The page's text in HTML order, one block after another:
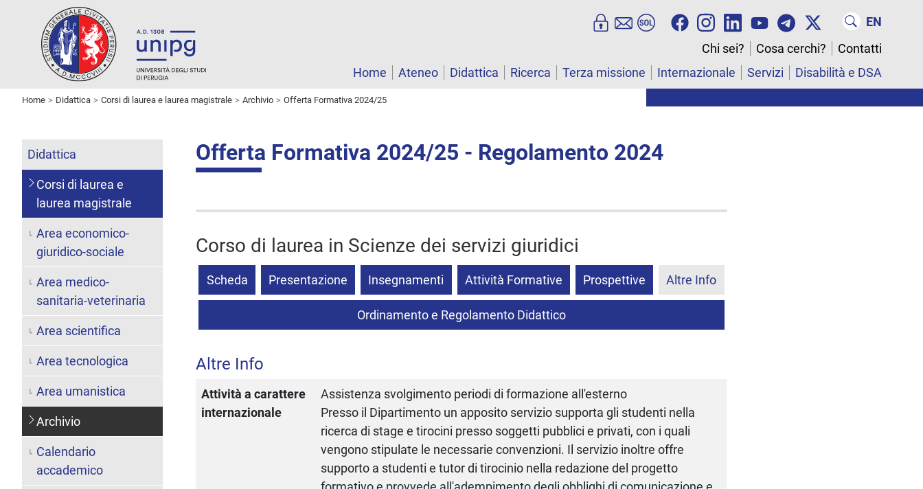
EN
Chi sei?
Cosa cerchi?
Contatti
Home
Ateneo Didattica Ricerca Terza missione Internazionale Servizi Disabilità e DSA
Home Didattica Corsi di laurea e laurea magistrale Archivio Offerta Formativa 2024/25
Offerta Formativa 2024/25 - Regolamento 2024
Corso di laurea in Scienze dei servizi giuridici
Scheda Presentazione Insegnamenti Attività Formative Prospettive Altre Info
Ordinamento e Regolamento Didattico
Altre Info
Attività a carattere
internazionale
Assistenza svolgimento periodi di formazione all'esterno
Presso il Dipartimento un apposito servizio supporta gli studenti nella
ricerca di stage e tirocini presso soggetti pubblici e privati, con i quali
vengono stipulate le necessarie convenzioni. Il servizio inoltre offre
supporto a studenti e tutor di tirocinio nella redazione del progetto
Didattica
Corsi di laurea e
laurea magistrale
Area economico-
giuridico-sociale
Area medico-
sanitaria-veterinaria
Area scientifica
Area tecnologica
Area umanistica
Archivio
Calendario
accademico